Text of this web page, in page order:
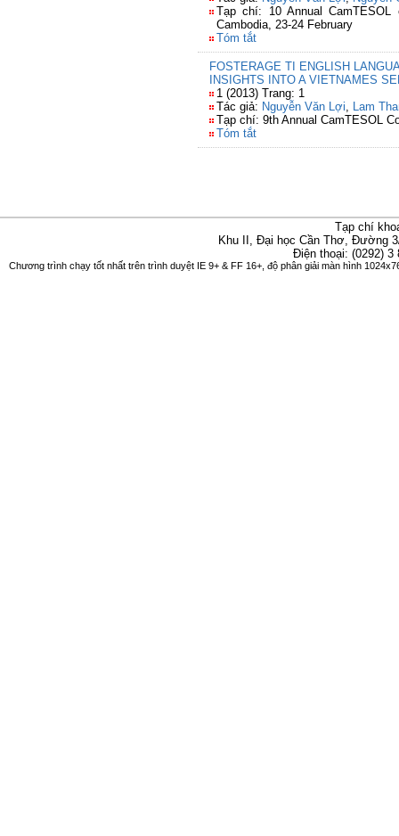
Tạp chí: 10 Annual CamTESOL
Cambodia, 23-24 February
Tóm tắt
FOSTERAGE TI ENGLISH
INSIGHTS INTO A VIETNAMES
1 (2013) Trang: 1
Tác giả: Nguyễn Văn Lợi, Lam
Tạp chí: 9th Annual CamTESOL
Tóm tắt
Tạp chí
Khu II, Đại học Cần Thơ, Đường
Điện thoại: (0292)
Chương trình chạy tốt nhất trên trình duyệt IE 9+ & FF 16+, độ phân giải màn hình